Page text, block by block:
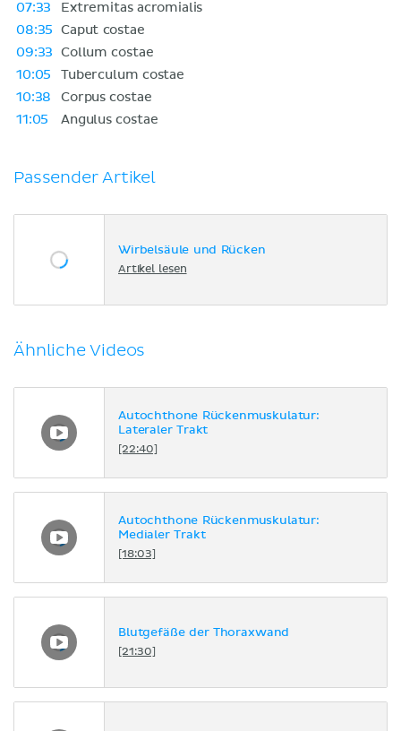
07:33
Extremitas acromialis
08:35
Caput costae
09:33
Collum costae
10:05
Tuberculum costae
10:38
Corpus costae
11:05
Angulus costae
Passender Artikel
Wirbelsäule und Rücken
Artikel lesen
Ähnliche Videos
Autochthone Rückenmuskulatur:
Lateraler Trakt
[22:40]
Autochthone Rückenmuskulatur:
Medialer Trakt
[18:03]
Blutgefäße der Thoraxwand
[21:30]